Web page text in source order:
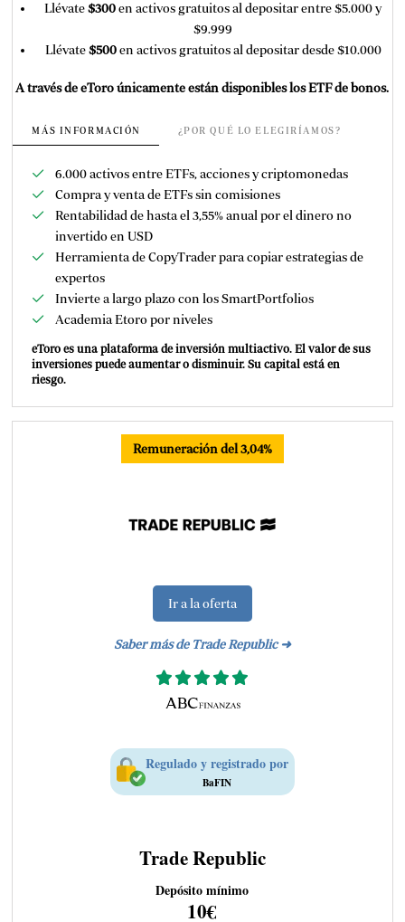
Llévate$300en activos gratuitos al depositar entre $5.000 y
$9.999
Llévate$500en activos gratuitos al depositar desde $10.000
A través de eToro únicamente están disponibles los ETF de bonos.
MÁS INFORMACIÓN ¿POR QUÉ LO ELEGIRÍAMOS?
6.000 activos entre ETFs, acciones y criptomonedas
Compra y venta de ETFs sin comisiones
Rentabilidad de hasta el 3,55% anual por el dinero no
invertido en USD
Herramienta de CopyTrader para copiar estrategias de
expertos
Invierte a largo plazo con los SmartPortfolios
Academia Etoro por niveles
eToro es una plataforma de inversión multiactivo. El valor de sus
inversiones puede aumentar o disminuir. Su capital está en
riesgo.
Remuneración del 3,04%
Ir a la oferta
Saber más de Trade Republic ➜
Regulado y registrado por
BaFIN
Trade Republic
Depósito mínimo
10€